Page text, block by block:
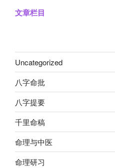
文章栏目
Uncategorized
八字命批
八字提要
千里命稿
命理与中医
命理研习